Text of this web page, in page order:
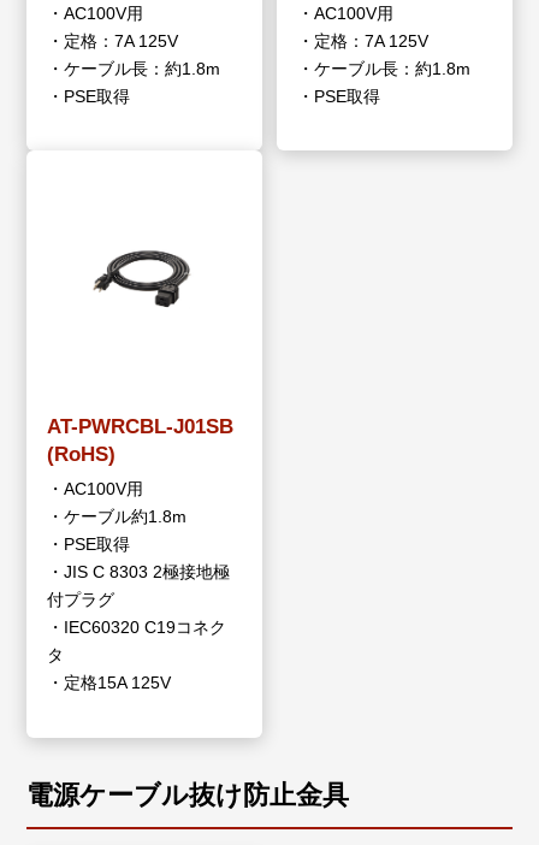
・AC100V用
・定格：7A 125V
・ケーブル長：約1.8m
・PSE取得
・AC100V用
・定格：7A 125V
・ケーブル長：約1.8m
・PSE取得
AT-PWRCBL-J01SB
(RoHS)
・AC100V用
・ケーブル約1.8m
・PSE取得
・JIS C 8303 2極接地極
付プラグ
・IEC60320 C19コネク
タ
・定格15A 125V
電源ケーブル抜け防止金具